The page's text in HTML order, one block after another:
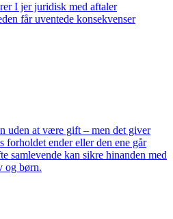
I jer juridisk med aftaler
får uventede konsekvenser
uden at være gift – men det giver
forholdet ender eller den ene går
samlevende kan sikre hinanden med
og børn.